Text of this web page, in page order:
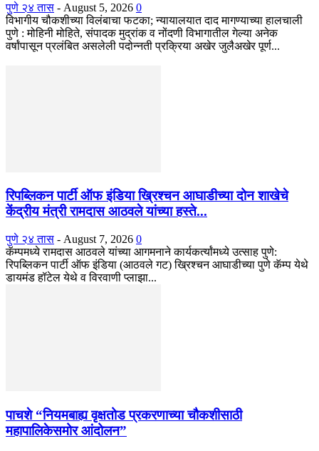
पुणे २४ तास - August 5, 2026 0
विभागीय चौकशीच्या विलंबाचा फटका; न्यायालयात दाद मागण्याच्या हालचाली
पुणे : मोहिनी मोहिते, संपादक मुद्रांक व नोंदणी विभागातील गेल्या अनेक
वर्षांपासून प्रलंबित असलेली पदोन्नती प्रक्रिया अखेर जुलैअखेर पूर्ण...
रिपब्लिकन पार्टी ऑफ इंडिया ख्रिश्चन आघाडीच्या दोन शाखेचे
केंद्रीय मंत्री रामदास आठवले यांच्या हस्ते...
पुणे २४ तास - August 7, 2026 0
कॅम्पमध्ये रामदास आठवले यांच्या आगमनाने कार्यकर्त्यांमध्ये उत्साह पुणे:
रिपब्लिकन पार्टी ऑफ इंडिया (आठवले गट) ख्रिश्चन आघाडीच्या पुणे कॅम्प येथे
डायमंड हॉटेल येथे व विरवाणी प्लाझा...
पाचशे “नियमबाह्य वृक्षतोड प्रकरणाच्या चौकशीसाठी
महापालिकेसमोर आंदोलन”